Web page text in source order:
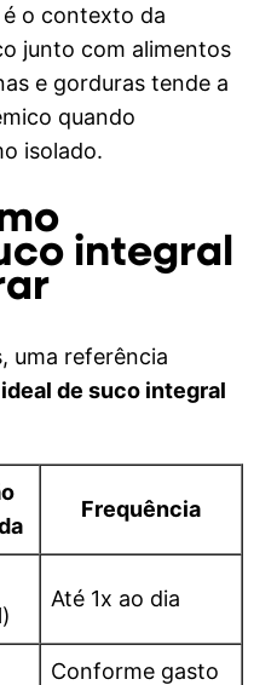
o contexto da
junto com alimentos
e gorduras tende a
quando
isolado.
integral
uma referência
de suco integral
Frequência
Até 1x ao dia
Conforme gasto